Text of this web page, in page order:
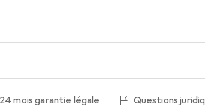
24 mois garantie légale
Questions